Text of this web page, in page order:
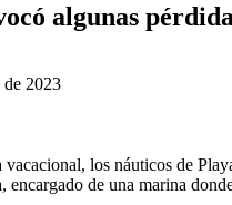
algunas
de 2023
vacacional, los náuticos de
de una marina